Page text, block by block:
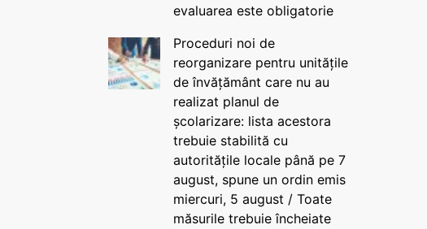
evaluarea este obligatorie
Proceduri noi de
reorganizare pentru unitățile
de învățământ care nu au
realizat planul de
școlarizare: lista acestora
trebuie stabilită cu
autoritățile locale până pe 7
august, spune un ordin emis
miercuri, 5 august / Toate
măsurile trebuie încheiate